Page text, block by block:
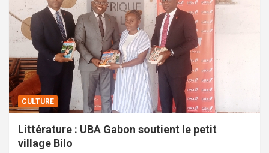
CULTURE
Littérature : UBA Gabon soutient le petit
village Bilo